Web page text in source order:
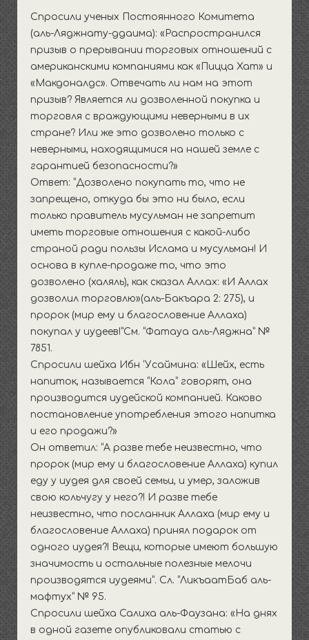
Спросили ученых Постоянного Комитета
(аль-Ляджнату-ддаима): «Распространился
призыв о прерывании торговых отношений с
американскими компаниями как «Пицца Хат» и
«Макдоналдс». Отвечать ли нам на этот
призыв? Является ли дозволенной покупка и
торговля с враждующими неверными в их
стране? Или же это дозволено только с
неверными, находящимися на нашей земле с
гарантией безопасности?»
Ответ: “Дозволено покупать то, что не
запрещено, откуда бы это ни было, если
только правитель мусульман не запретит
иметь торговые отношения с какой-либо
страной ради пользы Ислама и мусульман! И
основа в купле-продаже то, что это
дозволено (халяль), как сказал Аллах: «И Аллах
дозволил торговлю»(аль-Бакъара 2: 275), и
пророк (мир ему и благословение Аллаха)
покупал у иудеев!”См. “Фатауа аль-Ляджна” №
7851.
Спросили шейха Ибн ‘Усаймина: «Шейх, есть
напиток, называется “Кола” говорят, она
производится иудейской компанией. Каково
постановление употребления этого напитка
и его продажи?»
Он ответил: “А разве тебе неизвестно, что
пророк (мир ему и благословение Аллаха) купил
еду у иудея для своей семьи, и умер, заложив
свою кольчугу у него?! И разве тебе
неизвестно, что посланник Аллаха (мир ему и
благословение Аллаха) принял подарок от
одного иудея?! Вещи, которые имеют большую
значимость и остальные полезные мелочи
производятся иудеями”. Сл. “ЛикъаатБаб аль-
мафтух” № 95.
Спросили шейха Салиха аль-Фаузана: «На днях
в одной газете опубликовали статью с